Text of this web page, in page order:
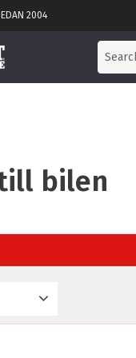
2004
bilen